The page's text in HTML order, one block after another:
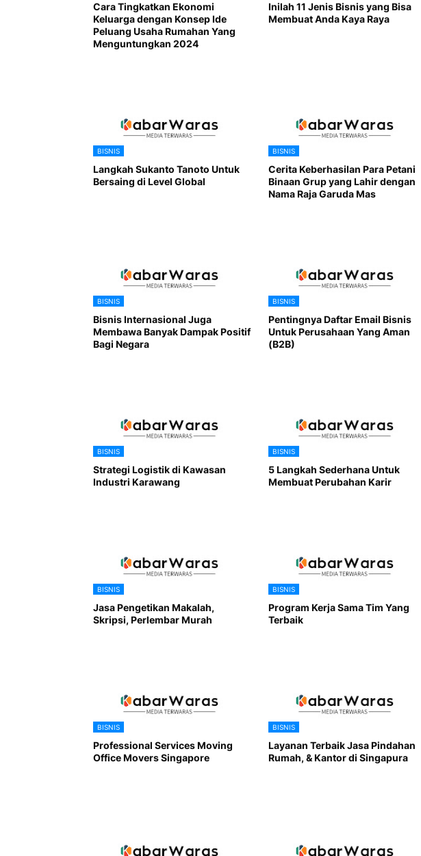
Cara Tingkatkan Ekonomi
Keluarga dengan Konsep Ide
Peluang Usaha Rumahan Yang
Menguntungkan 2024
Inilah 11 Jenis Bisnis yang Bisa
Membuat Anda Kaya Raya
BISNIS
Langkah Sukanto Tanoto Untuk
Bersaing di Level Global
BISNIS
Cerita Keberhasilan Para Petani
Binaan Grup yang Lahir dengan
Nama Raja Garuda Mas
BISNIS
Bisnis Internasional Juga
Membawa Banyak Dampak Positif
Bagi Negara
BISNIS
Pentingnya Daftar Email Bisnis
Untuk Perusahaan Yang Aman
(B2B)
BISNIS
Strategi Logistik di Kawasan
Industri Karawang
BISNIS
5 Langkah Sederhana Untuk
Membuat Perubahan Karir
BISNIS
Jasa Pengetikan Makalah,
Skripsi, Perlembar Murah
BISNIS
Program Kerja Sama Tim Yang
Terbaik
BISNIS
Professional Services Moving
Office Movers Singapore
BISNIS
Layanan Terbaik Jasa Pindahan
Rumah, & Kantor di Singapura